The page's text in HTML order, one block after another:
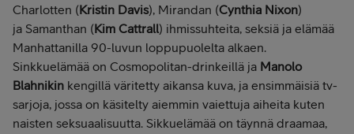
Charlotten (Kristin Davis), Mirandan (Cynthia Nixon)
ja Samanthan (Kim Cattrall) ihmissuhteita, seksiä ja elämää
Manhattanilla 90-luvun loppupuolelta alkaen.
Sinkkuelämää on Cosmopolitan-drinkeillä ja Manolo
Blahnikin kengillä väritetty aikansa kuva, ja ensimmäisiä tv-
sarjoja, jossa on käsitelty aiemmin vaiettuja aiheita kuten
naisten seksuaalisuutta. Sikkuelämää on täynnä draamaa,